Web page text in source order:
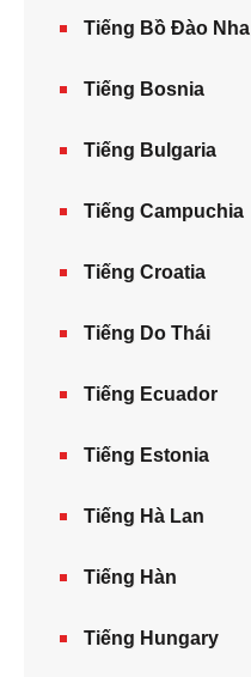
Tiếng Bồ Đào Nha
Tiếng Bosnia
Tiếng Bulgaria
Tiếng Campuchia
Tiếng Croatia
Tiếng Do Thái
Tiếng Ecuador
Tiếng Estonia
Tiếng Hà Lan
Tiếng Hàn
Tiếng Hungary